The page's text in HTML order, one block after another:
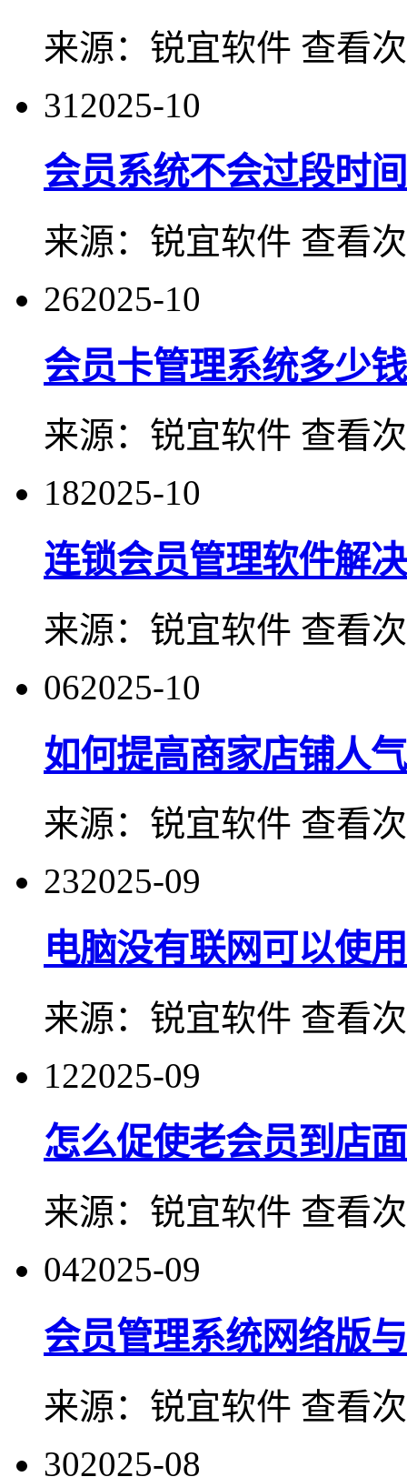
来源： 锐宜软件 查看
31 2025-10
会员系统不会过段时
来源： 锐宜软件 查看
262025-10
会员卡管理系统多少
来源： 锐宜软件 查看
182025-10
连锁会员管理软件解
来源： 锐宜软件 查看
062025-10
如何提高商家店铺人
来源： 锐宜软件 查看
232025-09
电脑没有联网可以使
来源： 锐宜软件 查看
122025-09
怎么促使老会员到店
来源： 锐宜软件 查看
042025-09
会员管理系统网络版
来源： 锐宜软件 查看
302025-08